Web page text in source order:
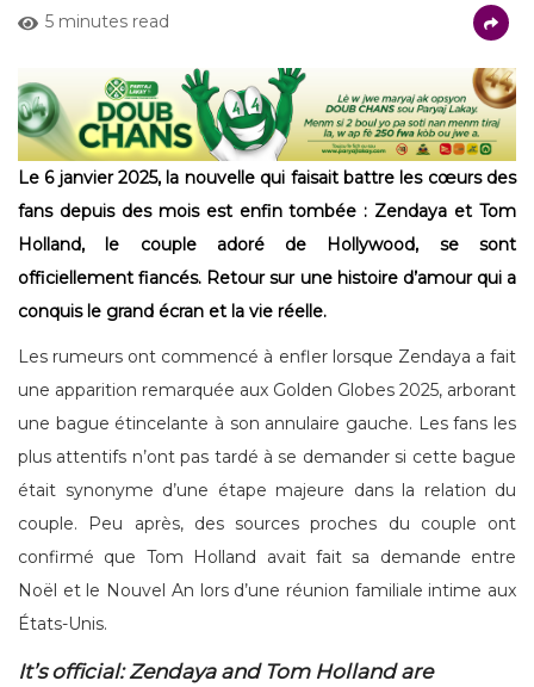
5 minutes read
Le 6 janvier 2025, la nouvelle qui faisait battre les cœurs des
fans depuis des mois est enfin tombée : Zendaya et Tom
Holland, le couple adoré de Hollywood, se sont
officiellement fiancés. Retour sur une histoire d’amour qui a
conquis le grand écran et la vie réelle.
Les rumeurs ont commencé à enfler lorsque Zendaya a fait
une apparition remarquée aux Golden Globes 2025, arborant
une bague étincelante à son annulaire gauche. Les fans les
plus attentifs n’ont pas tardé à se demander si cette bague
était synonyme d’une étape majeure dans la relation du
couple. Peu après, des sources proches du couple ont
confirmé que Tom Holland avait fait sa demande entre
Noël et le Nouvel An lors d’une réunion familiale intime aux
États-Unis.
It’s official: Zendaya and Tom Holland are